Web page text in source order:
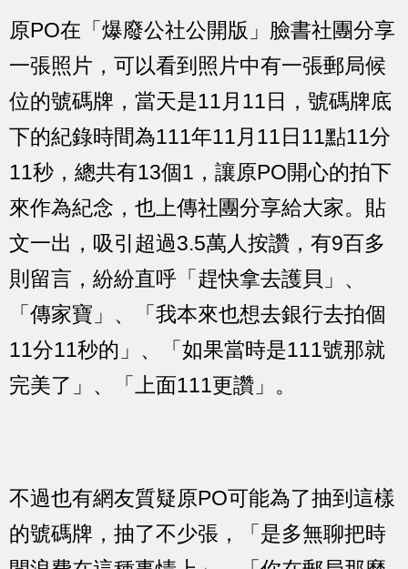
原PO在「爆廢公社公開版」臉書社團分享
一張照片，可以看到照片中有一張郵局候
位的號碼牌，當天是11月11日，號碼牌底
下的紀錄時間為111年11月11日11點11分
11秒，總共有13個1，讓原PO開心的拍下
來作為紀念，也上傳社團分享給大家。貼
文一出，吸引超過3.5萬人按讚，有9百多
則留言，紛紛直呼「趕快拿去護貝」、
「傳家寶」、「我本來也想去銀行去拍個
11分11秒的」、「如果當時是111號那就
完美了」、「上面111更讚」。
不過也有網友質疑原PO可能為了抽到這樣
的號碼牌，抽了不少張，「是多無聊把時